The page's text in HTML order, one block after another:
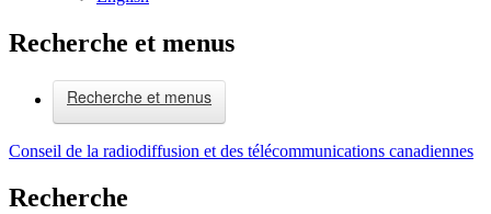
Recherche et menus
Recherche et menus
Conseil de la radiodiffusion et des télécommunications canadiennes
Recherche